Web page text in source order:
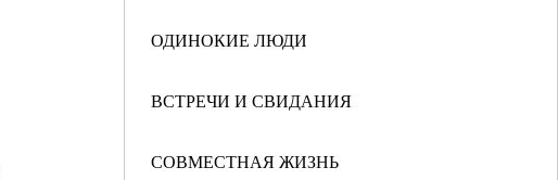
ОДИНОКИЕ ЛЮДИ
ВСТРЕЧИ И СВИДАНИЯ
СОВМЕСТНАЯ ЖИЗНЬ